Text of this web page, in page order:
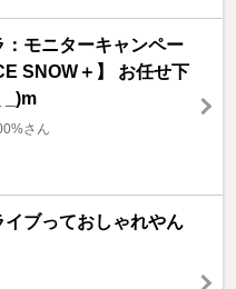
：モニターキャンペー
SNOW＋】 お任せ下
_)m
さん
イブっておしゃれやん